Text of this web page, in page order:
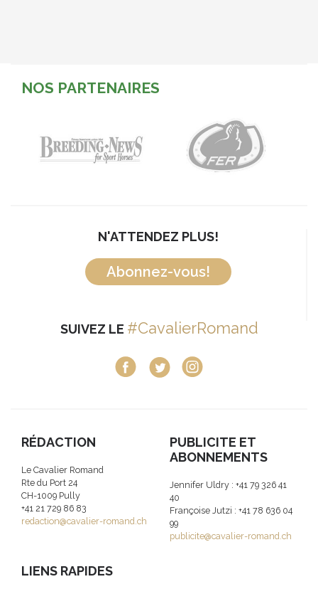
NOS PARTENAIRES
N'ATTENDEZ PLUS!
Abonnez-vous!
SUIVEZ LE #CavalierRomand
RÉDACTION
Le Cavalier Romand
Rte du Port 24
CH-1009 Pully
+41 21 729 86 83
redaction@cavalier-romand.ch
PUBLICITE ET
ABONNEMENTS
Jennifer Uldry : +41 79 326 41
40
Françoise Jutzi : +41 78 636 04
99
publicite@cavalier-romand.ch
LIENS RAPIDES